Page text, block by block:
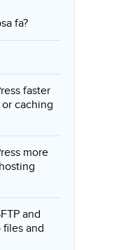
fa?
faster
caching
more
and
files and